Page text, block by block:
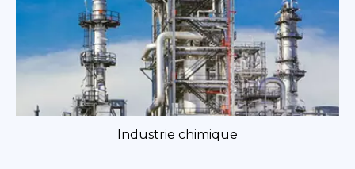
Industrie chimique